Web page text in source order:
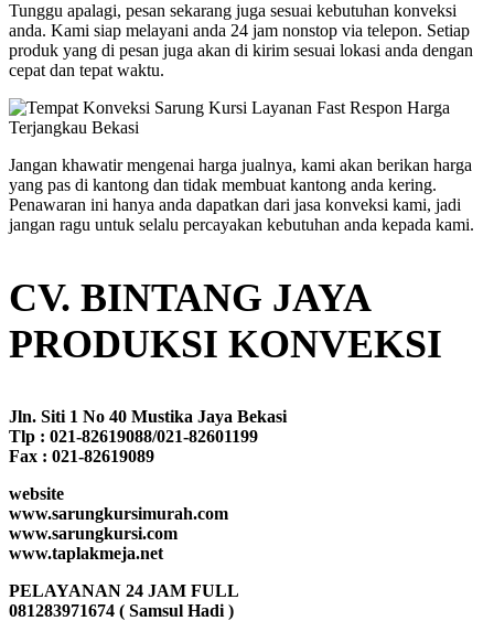
Tunggu apalagi, pesan sekarang juga sesuai kebutuhan konveksi
anda. Kami siap melayani anda 24 jam nonstop via telepon. Setiap
produk yang di pesan juga akan di kirim sesuai lokasi anda dengan
cepat dan tepat waktu.
Jangan khawatir mengenai harga jualnya, kami akan berikan harga
yang pas di kantong dan tidak membuat kantong anda kering.
Penawaran ini hanya anda dapatkan dari jasa konveksi kami, jadi
jangan ragu untuk selalu percayakan kebutuhan anda kepada kami.
CV. BINTANG JAYA
PRODUKSI KONVEKSI
Jln. Siti 1 No 40 Mustika Jaya Bekasi
Tlp : 021-82619088/021-82601199
Fax : 021-82619089
website
www.sarungkursimurah.com
www.sarungkursi.com
www.taplakmeja.net
PELAYANAN 24 JAM FULL
081283971674 ( Samsul Hadi )